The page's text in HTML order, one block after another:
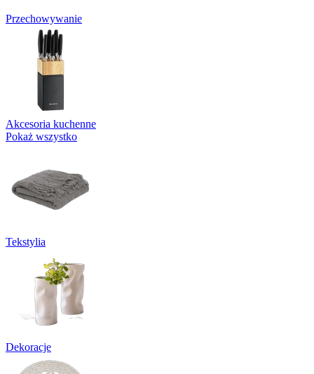
Przechowywanie
Akcesoria kuchenne
Pokaż wszystko
Tekstylia
Dekoracje